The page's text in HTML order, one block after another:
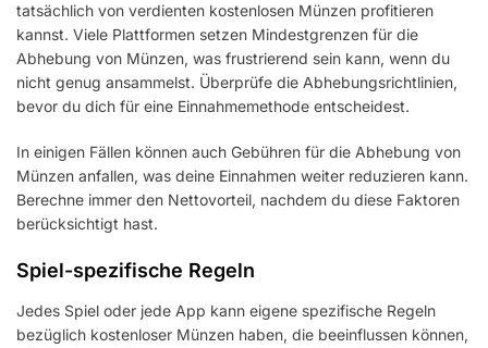
tatsächlich von verdienten kostenlosen Münzen profitieren
kannst. Viele Plattformen setzen Mindestgrenzen für die
Abhebung von Münzen, was frustrierend sein kann, wenn du
nicht genug ansammelst. Überprüfe die Abhebungsrichtlinien,
bevor du dich für eine Einnahmemethode entscheidest.
In einigen Fällen können auch Gebühren für die Abhebung von
Münzen anfallen, was deine Einnahmen weiter reduzieren kann.
Berechne immer den Nettovorteil, nachdem du diese Faktoren
berücksichtigt hast.
Spiel-spezifische Regeln
Jedes Spiel oder jede App kann eigene spezifische Regeln
bezüglich kostenloser Münzen haben, die beeinflussen können,